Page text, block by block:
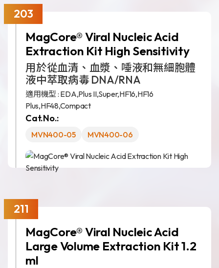
COA下載
財務資訊
公司治理
股東專區
203
MagCore® Viral Nucleic Acid
Extraction Kit High Sensitivity
用於從血清、血漿、唾液和無細胞體
液中萃取病毒 DNA/RNA
適用機型 : EDA,Plus II,Super,HF16,HF16
Plus,HF48,Compact
Cat.No.:
MVN400-05 MVN400-06
211
MagCore® Viral Nucleic Acid
Large Volume Extraction Kit 1.2
ml